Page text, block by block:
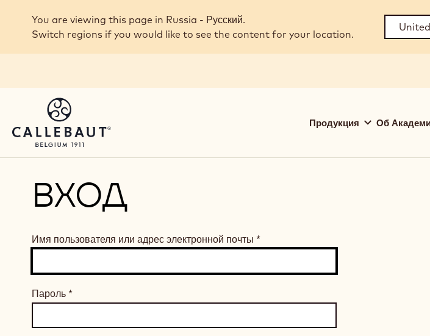
Skip to main content
You are viewing this page in Russia - Русский.
Switch regions if you would like to see the content for your location.
navigation
Продукция Об
ВХОД
Имя пользователя или адрес электронной почты *
Пароль *